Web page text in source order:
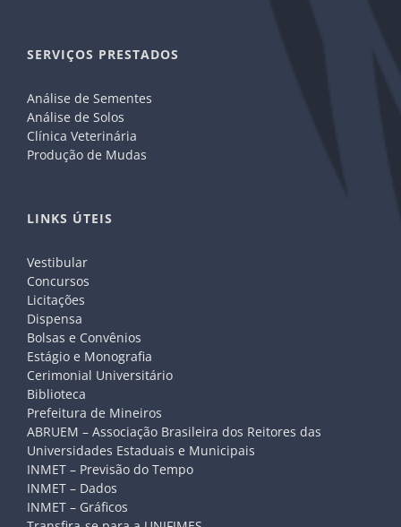
SERVIÇOS PRESTADOS
Análise de Sementes
Análise de Solos
Clínica Veterinária
Produção de Mudas
LINKS ÚTEIS
Vestibular
Concursos
Licitações
Dispensa
Bolsas e Convênios
Estágio e Monografia
Cerimonial Universitário
Biblioteca
Prefeitura de Mineiros
ABRUEM – Associação Brasileira dos Reitores das
Universidades Estaduais e Municipais
INMET – Previsão do Tempo
INMET – Dados
INMET – Gráficos